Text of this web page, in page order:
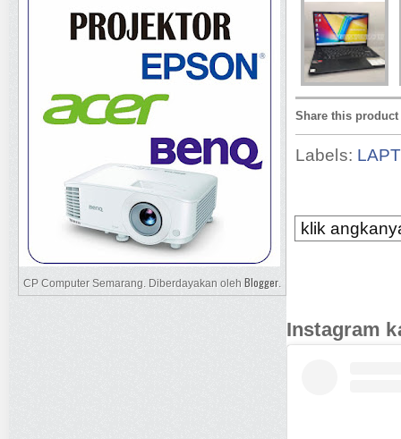
Share this product
Labels:
klik
Instagram
CP Computer Semarang. Diberdayakan oleh Blogger.